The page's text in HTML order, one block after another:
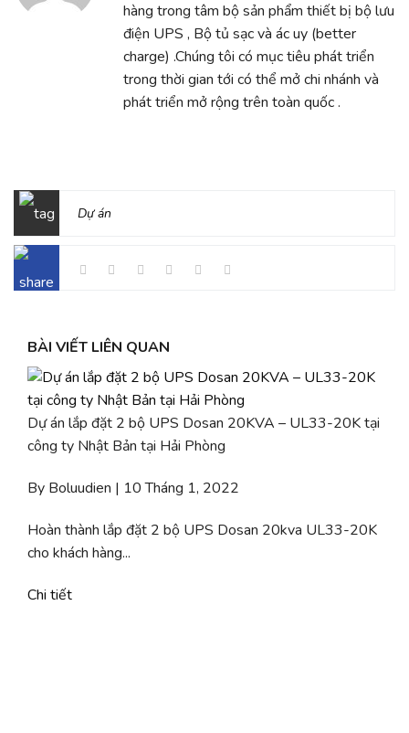
hàng trong tâm bộ sản phẩm thiết bị bộ lưu
điện UPS , Bộ tủ sạc và ác uy (better
charge) .Chúng tôi có mục tiêu phát triển
trong thời gian tới có thể mở chi nhánh và
phát triển mở rộng trên toàn quốc .
Dự án
BÀI VIẾT LIÊN QUAN
Dự án lắp đặt 2 bộ UPS Dosan 20KVA – UL33-20K tại
công ty Nhật Bản tại Hải Phòng
By Boluudien | 10 Tháng 1, 2022
Hoàn thành lắp đặt 2 bộ UPS Dosan 20kva UL33-20K
cho khách hàng...
Chi tiết